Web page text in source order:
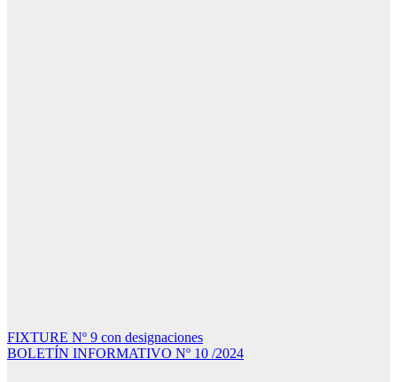
Navegación
de
FIXTURE Nº 9 con designaciones
BOLETÍN INFORMATIVO Nº 10 /2024